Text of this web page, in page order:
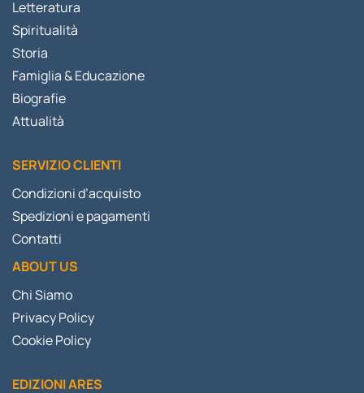
Letteratura
Spiritualità
Storia
Famiglia & Educazione
Biografie
Attualità
SERVIZIO CLIENTI
Condizioni d’acquisto
Spedizioni e pagamenti
Contatti
ABOUT US
Chi Siamo
Privacy Policy
Cookie Policy
EDIZIONI ARES